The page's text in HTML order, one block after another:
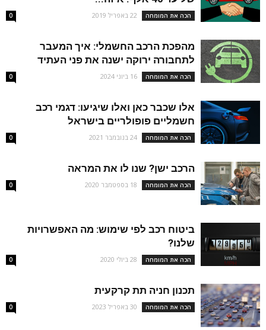
הכה את המומחה 22 באפריל 2019 0
מהפכת הרכב החשמלי: איך המעבר
לתחבורה ירוקה ישנה את פני העתיד
הכה את המומחה 16 ביוני 2024 0
אלו שכבר כאן ואלו שיגיעו: דגמי רכב
חשמליים פופולריים בישראל
הכה את המומחה 24 בנובמבר 2021 0
הרכב ישן? שנו לו את המראה
הכה את המומחה 18 בספטמבר 2020 0
ביטוח רכב לפי שימוש: מה האפשרויות
שלנו?
הכה את המומחה 28 ביולי 2020 0
תכנון חניה תת קרקעית
הכה את המומחה 30 באפריל 2023 0